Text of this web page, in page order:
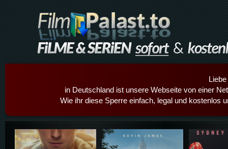
in Deutschland ist unsere Webseite von einer
Wie ihr diese Sperre einfach, legal und kostenlos
Details,Play Details,Play